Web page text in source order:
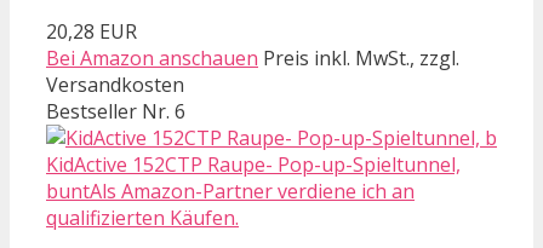
20,28 EUR
Bei Amazon anschauen Preis inkl. MwSt., zzgl.
Versandkosten
Bestseller Nr. 6
KidActive 152CTP Raupe- Pop-up-Spieltunnel,
buntAls Amazon-Partner verdiene ich an
qualifizierten Käufen.